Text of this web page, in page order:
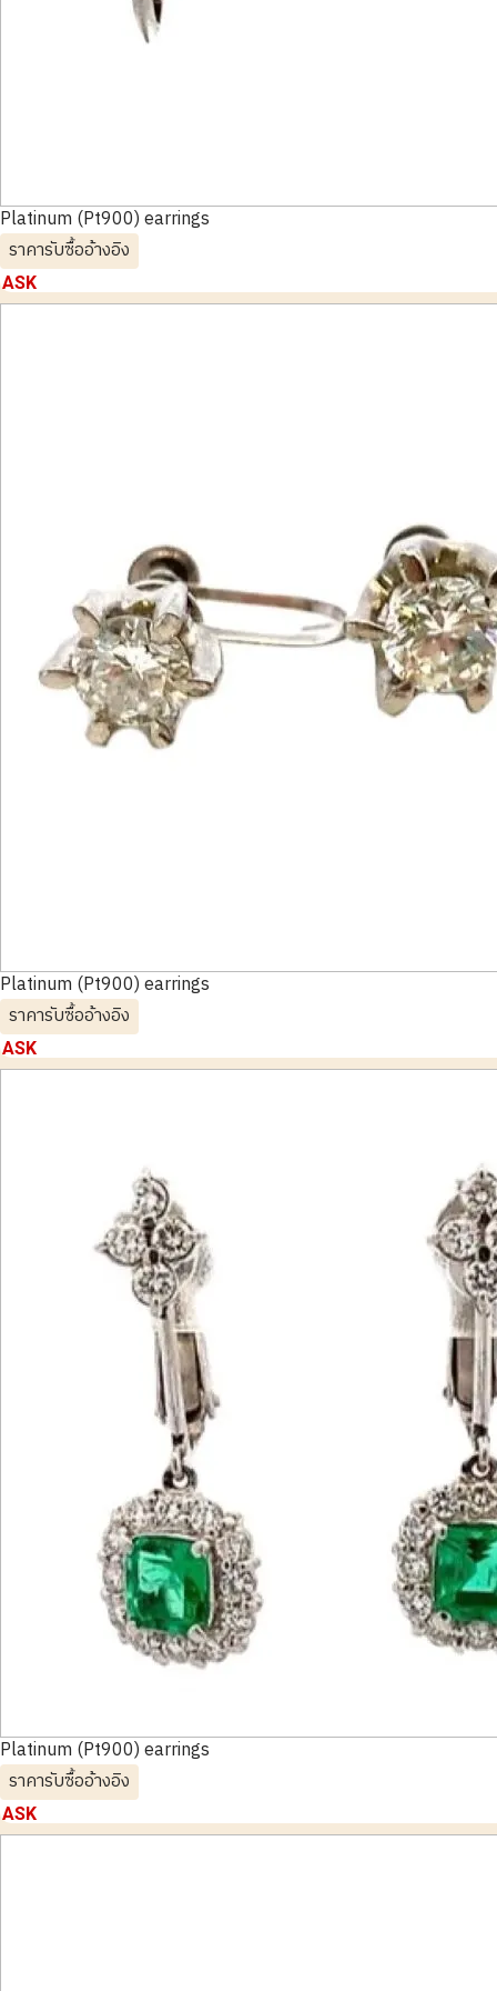
Platinum (Pt900) earrings
ราคารับซื้ออ้างอิง
ASK
Platinum (Pt900) earrings
ราคารับซื้ออ้างอิง
ASK
Platinum (Pt900) earrings
ราคารับซื้ออ้างอิง
ASK